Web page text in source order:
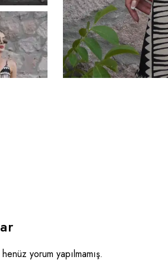
yorum yapılmamış.